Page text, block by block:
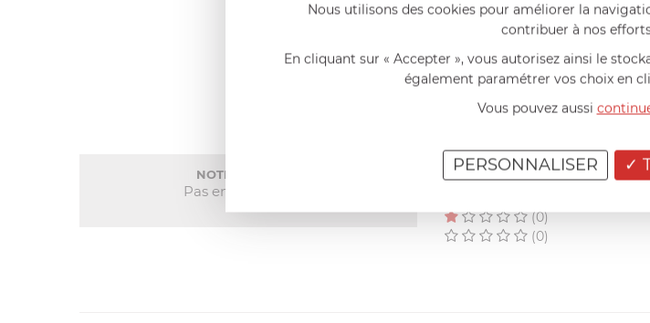
AIDE AU
AVIS
NOTE MOYENNE
Pas encore de note
(0)
(0)
(0)
(0)
Nous utilisons des cookies pour améliorer la
contribuer à nos
En cliquant sur « Accepter », vous autorisez ainsi le
également paramétrer vos choix en
Vous pouvez aussi
PERSONNALISER